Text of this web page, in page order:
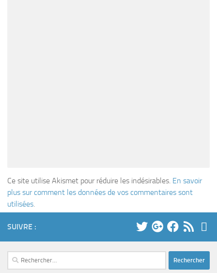
Ce site utilise Akismet pour réduire les indésirables. En savoir
plus sur comment les données de vos commentaires sont
utilisées.
SUIVRE :
Rechercher :